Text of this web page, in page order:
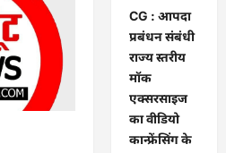
CG : आपदा
प्रबंधन संबंधी
राज्य स्तरीय
मॉक
एक्सरसाइज
का वीडियो
कान्फ्रेंसिंग के